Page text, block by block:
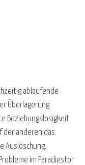
ablaufende
Überlagerung
Beziehungslosigkeit
der anderen das
Auslöschung.
im Paradiestor